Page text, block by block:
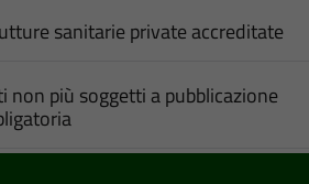
sanitarie private accreditate
non più soggetti a pubblicazione